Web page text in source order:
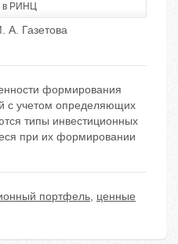
в РИНЦ
А. Газетова
формирования
с учетом определяющих
типы инвестиционных
при их формировании
портфель, ценные